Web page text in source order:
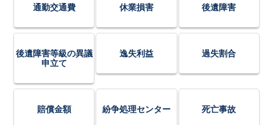
通勤交通費 休業損害 後遺障害
後遺障害等級の異議
申立て
逸失利益 過失割合
賠償金額 紛争処理センター 死亡事故